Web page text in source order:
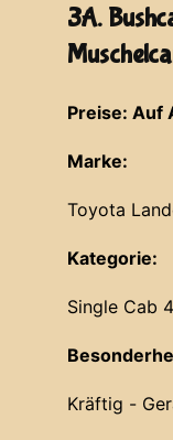
3A.
Preise: Auf
Marke:
Toyota
Kategorie:
Single Cab
Kräftig -